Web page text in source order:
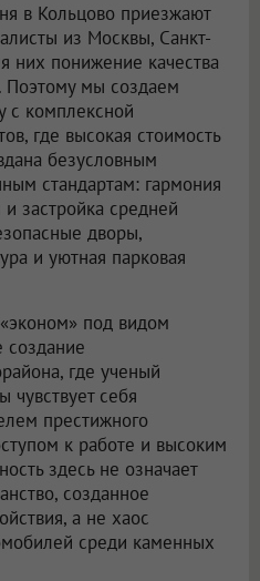
в Кольцово приезжают
из Москвы, Санкт-
них понижение качества
Поэтому мы создаем
с комплексной
где высокая стоимость
безусловным
стандартам: гармония
застройка средней
дворы,
и уютная парковая
под видом
создание
где ученый
чувствует себя
престижного
к работе и высоким
здесь не означает
созданное
а не хаос
среди каменных